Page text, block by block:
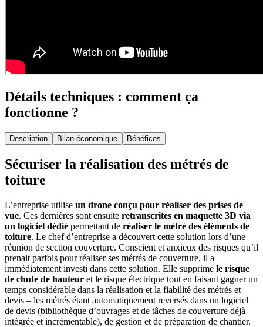
Détails techniques : comment ça
fonctionne ?
Description Bilan économique Bénéfices
Sécuriser la réalisation des métrés de
toiture
L’entreprise utilise un drone conçu pour réaliser des prises de
vue. Ces dernières sont ensuite retranscrites en maquette 3D via
un logiciel dédié permettant de réaliser le métré des éléments de
toiture. Le chef d’entreprise a découvert cette solution lors d’une
réunion de section couverture. Conscient et anxieux des risques qu’il
prenait parfois pour réaliser ses métrés de couverture, il a
immédiatement investi dans cette solution. Elle supprime le risque
de chute de hauteur et le risque électrique tout en faisant gagner un
temps considérable dans la réalisation et la fiabilité des métrés et
devis – les métrés étant automatiquement reversés dans un logiciel
de devis (bibliothèque d’ouvrages et de tâches de couverture déjà
intégrée et incrémentable), de gestion et de préparation de chantier.